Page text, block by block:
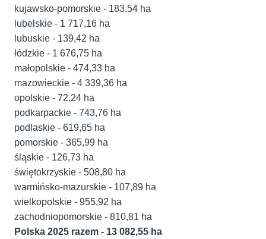
kujawsko-pomorskie - 183,54 ha
lubelskie - 1 717,16 ha
lubuskie - 139,42 ha
łódzkie - 1 676,75 ha
małopolskie - 474,33 ha
mazowieckie - 4 339,36 ha
opolskie - 72,24 ha
podkarpackie - 743,76 ha
podlaskie - 619,65 ha
pomorskie - 365,99 ha
śląskie - 126,73 ha
świętokrzyskie - 508,80 ha
warmińsko-mazurskie - 107,89 ha
wielkopolskie - 955,92 ha
zachodniopomorskie - 810,81 ha
Polska 2025 razem - 13 082,55 ha